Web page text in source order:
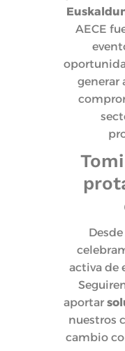
AECE
generar
activa de
aportar
nuestros
cambio